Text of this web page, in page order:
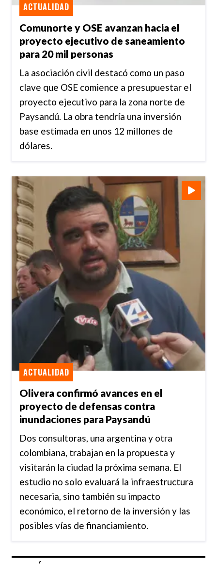
Comunorte y OSE avanzan hacia el
proyecto ejecutivo de saneamiento
para 20 mil personas
ACTUALIDAD
La asociación civil destacó como un paso
clave que OSE comience a presupuestar el
proyecto ejecutivo para la zona norte de
Paysandú. La obra tendría una inversión
base estimada en unos 12 millones de
dólares.
Olivera confirmó avances en el
proyecto de defensas contra
inundaciones para Paysandú
ACTUALIDAD
Dos consultoras, una argentina y otra
colombiana, trabajan en la propuesta y
visitarán la ciudad la próxima semana. El
estudio no solo evaluará la infraestructura
necesaria, sino también su impacto
económico, el retorno de la inversión y las
posibles vías de financiamiento.